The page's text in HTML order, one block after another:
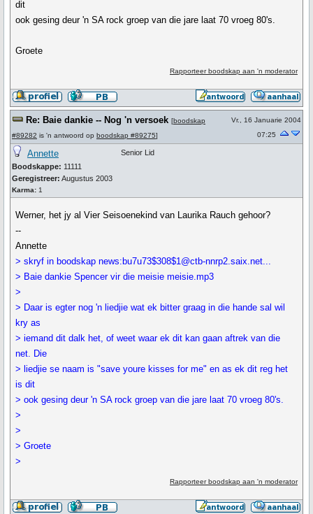
dit
ook gesing deur 'n SA rock groep van die jare laat 70 vroeg 80's.
Groete
Rapporteer boodskap aan 'n moderator
Re: Baie dankie -- Nog 'n versoek [boodskap
#89282 is 'n antwoord op boodskap #89275]
Vr., 16 Januarie 2004
07:25
Annette
Boodskappe: 11111
Geregistreer: Augustus 2003
Karma: 1
Senior Lid
Werner, het jy al Vier Seisoenekind van Laurika Rauch gehoor?
--
Annette
> skryf in boodskap news:bu7u73$308$1@ctb-nnrp2.saix.net...
> Baie dankie Spencer vir die meisie meisie.mp3
>
> Daar is egter nog 'n liedjie wat ek bitter graag in die hande sal wil
kry as
> iemand dit dalk het, of weet waar ek dit kan gaan aftrek van die
net. Die
> liedjie se naam is "save youre kisses for me" en as ek dit reg het
is dit
> ook gesing deur 'n SA rock groep van die jare laat 70 vroeg 80's.
>
>
> Groete
>
Rapporteer boodskap aan 'n moderator